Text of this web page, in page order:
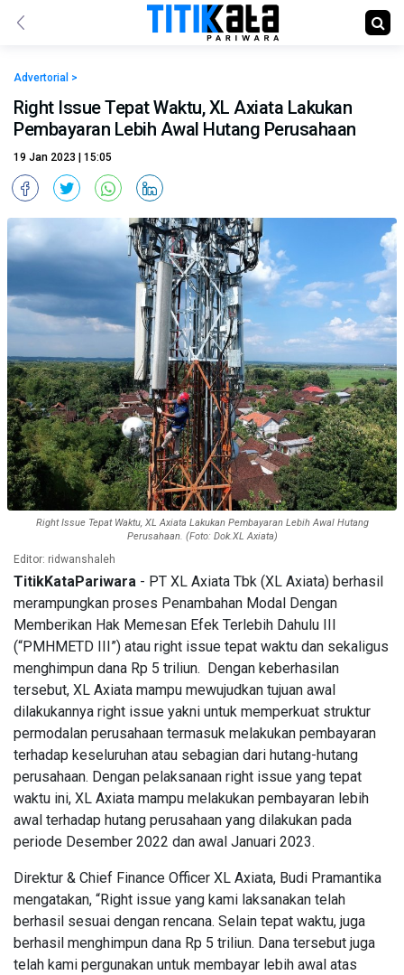
Advertorial >
Right Issue Tepat Waktu, XL Axiata Lakukan
Pembayaran Lebih Awal Hutang Perusahaan
19 Jan 2023 | 15:05
Right Issue Tepat Waktu, XL Axiata Lakukan Pembayaran Lebih Awal Hutang
Perusahaan. (Foto: Dok.XL Axiata)
Editor: ridwanshaleh
TitikKataPariwara - PT XL Axiata Tbk (XL Axiata) berhasil
merampungkan proses Penambahan Modal Dengan
Memberikan Hak Memesan Efek Terlebih Dahulu III
(“PMHMETD III”) atau right issue tepat waktu dan sekaligus
menghimpun dana Rp 5 triliun.
Dengan keberhasilan
tersebut, XL Axiata mampu mewujudkan tujuan awal
dilakukannya right issue yakni untuk memperkuat struktur
permodalan perusahaan termasuk melakukan pembayaran
terhadap keseluruhan atau sebagian dari hutang-hutang
perusahaan. Dengan pelaksanaan right issue yang tepat
waktu ini, XL Axiata mampu melakukan pembayaran lebih
awal terhadap hutang perusahaan yang dilakukan pada
periode Desember 2022 dan awal Januari 2023.
Direktur & Chief Finance Officer XL Axiata, Budi Pramantika
mengatakan, “Right issue yang kami laksanakan telah
berhasil sesuai dengan rencana. Selain tepat waktu, juga
berhasil menghimpun dana Rp 5 triliun. Dana tersebut juga
telah kami pergunakan untuk membayar lebih awal atas